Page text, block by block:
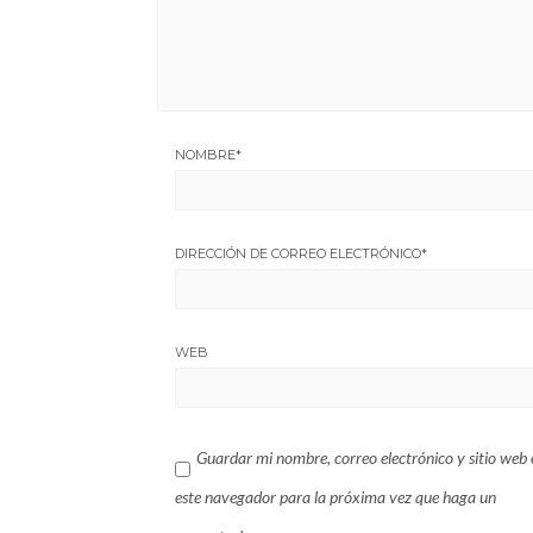
NOMBRE*
DIRECCIÓN DE CORREO ELECTRÓNICO*
WEB
Guardar mi nombre, correo electrónico y sitio web
este navegador para la próxima vez que haga un